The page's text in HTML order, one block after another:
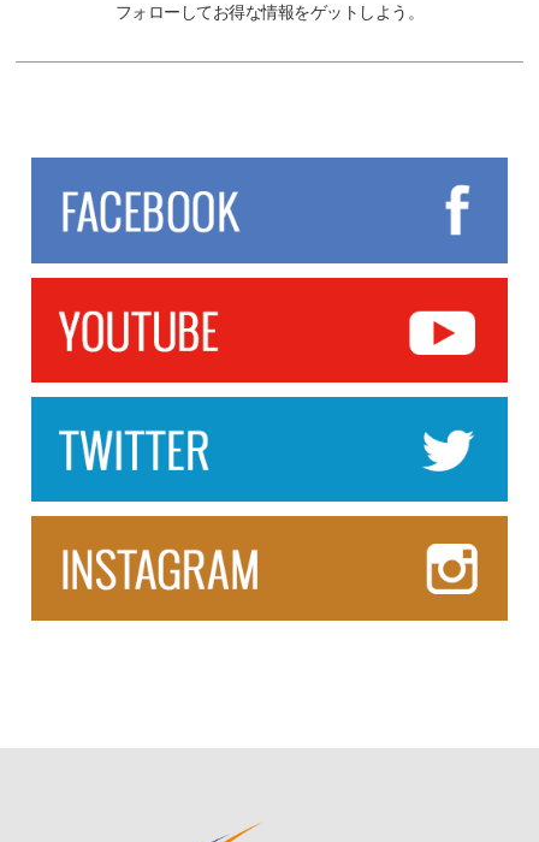
フォローしてお得な情報をゲットしよう。